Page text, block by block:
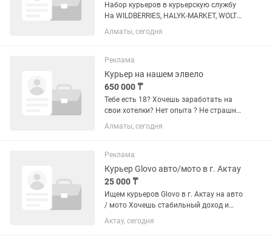
Набор курьеров в курьерскую службу
На WILDBERRIES, HALYK-MARKET, WOLT
PARTNER, YA EDA, GLOVO Работа под
вас. Доставка еды или интернет
10тыс до 40тыс в...
Алматы, сегодня
Реклама
Курьер на нашем элвело
650 000 ₸
Тебе есть 18? Хочешь заработать на
свои хотелки? Нет опыта ? Не страшно
если ты знаешь русский или казахский
то поможем разобраться во всем!
рилсы? Тогда иди к...
Алматы, сегодня
Реклама
Курьер Glovo авто/мото в г. Актау
25 000 ₸
Ищем курьеров Glovo в г. Актау на авто
/ мото Хочешь стабильный доход и
свободный график? Присоединяйся к
нашей команде курьеров! 💼 Возраст от
Актау, сегодня